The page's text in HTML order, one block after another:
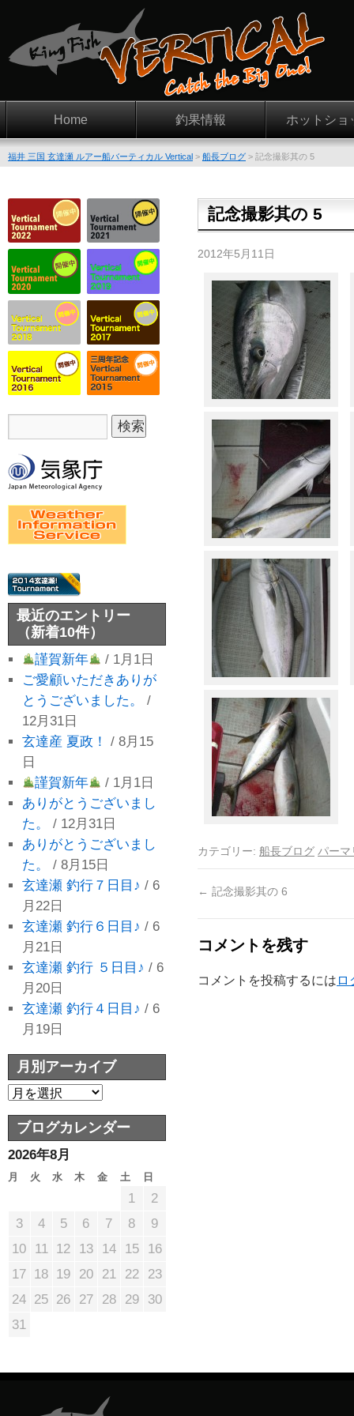
Home 釣果情報 ホットショ
福井 三国 玄達瀬 ルアー船バーティカル Vertical > 船長ブログ > 記念撮影其の 5
記念撮影其の 5
2012年5月11日
カテゴリー: 船長ブログ パーマ
← 記念撮影其の 6
コメントを残す
コメントを投稿するには ロ
最近のエントリー
（新着10件）
謹賀新年
/ 1月1日
ご愛顧いただきありが
とうございました。
/
12月31日
玄達産 夏政！
/ 8月15
日
謹賀新年
/ 1月1日
ありがとうございまし
た。
/ 12月31日
ありがとうございまし
た。
/ 8月15日
玄達瀬 釣行７日目♪ / 6
月22日
玄達瀬 釣行６日目♪ / 6
月21日
玄達瀬 釣行 ５日目♪ / 6
月20日
玄達瀬 釣行４日目♪ / 6
月19日
月別アーカイブ
ブログカレンダー
2026年8月
月 火 水 木 金 土 日
1
2
3
4 5 6 7 8
9
10
11 12 13 14 15
16
17 18 19 20 21 22
23
24 25 26 27 28 29
30
31